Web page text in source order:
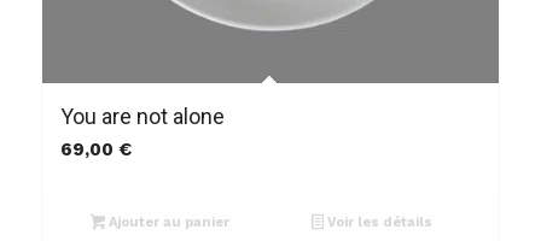
You are not alone
69,00 €
Ajouter au panier Voir les détails